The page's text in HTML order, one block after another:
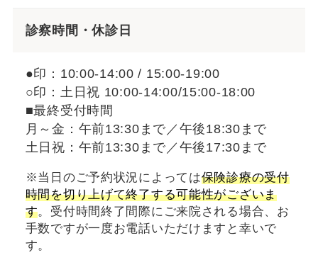
診察時間・休診日
●印：10:00-14:00 / 15:00-19:00
○印：土日祝 10:00-14:00/15:00-18:00
■最終受付時間
月～金：午前13:30まで／午後18:30まで
土日祝：午前13:30まで／午後17:30まで
※当日のご予約状況によっては保険診療の受付
時間を切り上げて終了する可能性がございま
す。受付時間終了間際にご来院される場合、お
手数ですが一度お電話いただけますと幸いで
す。